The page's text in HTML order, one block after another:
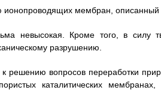
ионопроводящих мембран, описанный
невысокая. Кроме того, в силу
разрушению.
решению вопросов переработки
каталитических